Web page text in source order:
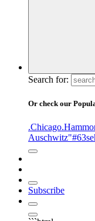
Search for:
Or check our
.Chicago
Auschwitz"
Subscribe